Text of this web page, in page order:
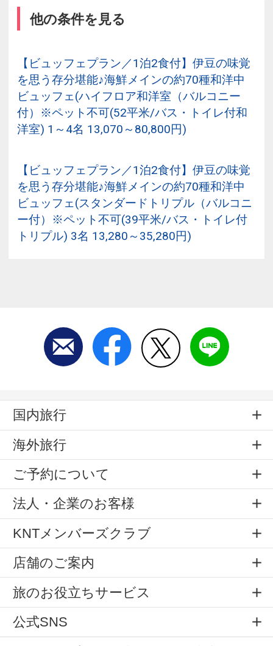
他の条件を見る
【ビュッフェプラン／1泊2食付】伊豆の味覚
を思う存分堪能♪海鮮メインの約70種和洋中
ビュッフェ(ハイフロア和洋室（バルコニー
付）※ペット不可(52平米/バス・トイレ付和
洋室) 1～4名 13,070～80,800円)
【ビュッフェプラン／1泊2食付】伊豆の味覚
を思う存分堪能♪海鮮メインの約70種和洋中
ビュッフェ(スタンダードトリプル（バルコニ
ー付）※ペット不可(39平米/バス・トイレ付
トリプル) 3名 13,280～35,280円)
国内旅行
海外旅行
ご予約について
法人・企業のお客様
KNTメンバーズクラブ
店舗のご案内
旅のお役立ちサービス
公式SNS